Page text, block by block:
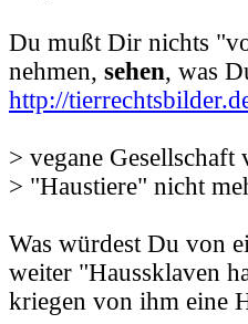
Du mußt Dir nichts
nehmen, sehen, was
http://
> vegane
> "Haustiere" nicht
Was würdest Du von
weiter "Haussklaven
kriegen von ihm eine